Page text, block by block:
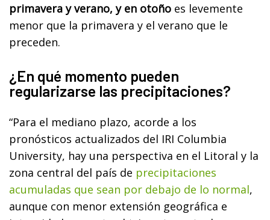
primavera y verano, y en otoño es levemente
menor que la primavera y el verano que le
preceden.
¿En qué momento pueden
regularizarse las precipitaciones?
“Para el mediano plazo, acorde a los
pronósticos actualizados del IRI Columbia
University, hay una perspectiva en el Litoral y la
zona central del país de precipitaciones
acumuladas que sean por debajo de lo normal,
aunque con menor extensión geográfica e